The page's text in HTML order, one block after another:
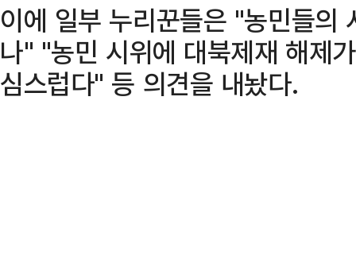
이에 일부 누리꾼들은 "농민들의
나" "농민 시위에 대북제재 해제
심스럽다" 등 의견을 내놨다.